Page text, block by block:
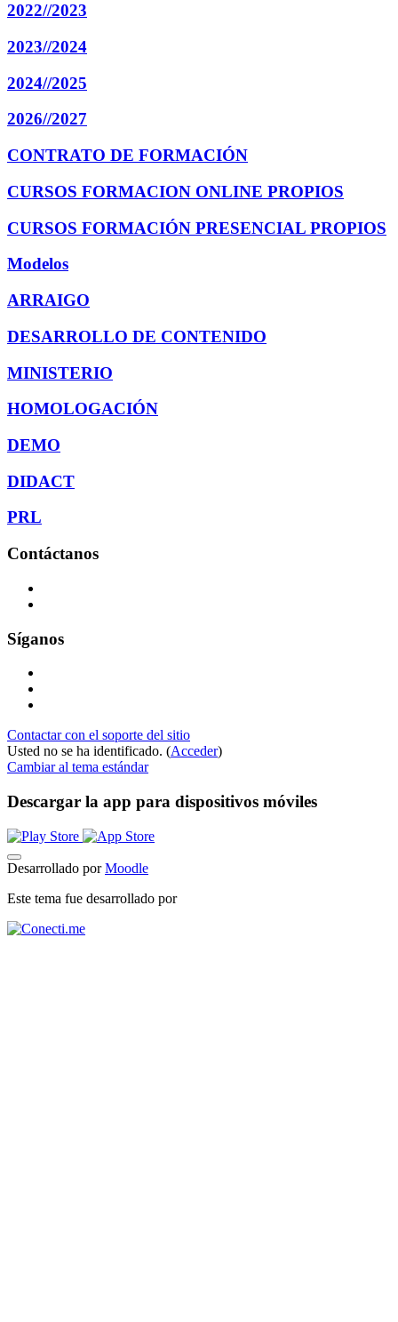
2022//2023
2023//2024
2024//2025
2026//2027
CONTRATO DE FORMACIÓN
CURSOS FORMACION ONLINE PROPIOS
CURSOS FORMACIÓN PRESENCIAL PROPIOS
Modelos
ARRAIGO
DESARROLLO DE CONTENIDO
MINISTERIO
HOMOLOGACIÓN
DEMO
DIDACT
PRL
Contáctanos
Síganos
Contactar con el soporte del sitio
Usted no se ha identificado. (Acceder)
Cambiar al tema estándar
Descargar la app para dispositivos móviles
Desarrollado porMoodle
Este tema fue desarrollado por